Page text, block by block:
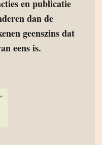
en publicatie
dan de
geenszins dat
eens is.